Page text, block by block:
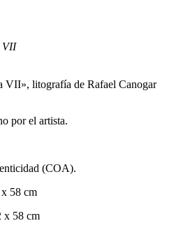
VII
VII», litografía de Rafael Canogar
por el artista.
(COA).
58 cm
x 58 cm